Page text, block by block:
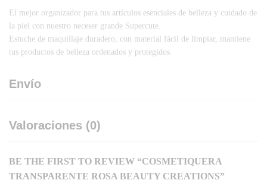
El mejor organizador para tus artículos esenciales de belleza y cuidado de
la piel con nuestro neceser grande Supercute.
Estuche de maquillaje duradero, con material fácil de limpiar, mantiene
tus productos de belleza ordenados y protegidos.
Envío
Valoraciones (0)
BE THE FIRST TO REVIEW “COSMETIQUERA
TRANSPARENTE ROSA BEAUTY CREATIONS”